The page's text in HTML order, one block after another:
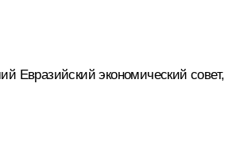
Евразийский экономический совет,